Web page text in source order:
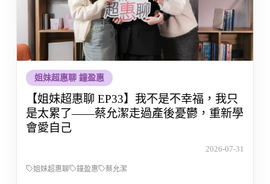
姐妹超惠聊 鐘盈惠
【姐妹超惠聊 EP33】我不是不幸福，我只
是太累了——蔡允潔走過產後憂鬱，重新學
會愛自己
2026-07-31
姐妹超惠聊 鐘盈惠 蔡允潔